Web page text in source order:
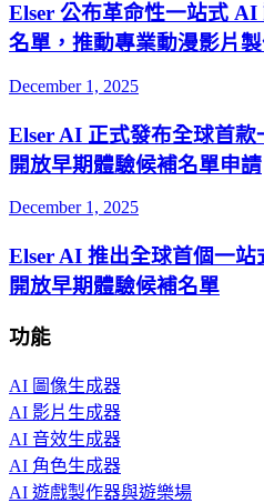
Elser 公布革命性一站式
名單，推動專業動漫影片
December 1, 2025
Elser AI 正式發布全球首
開放早期體驗候補名單申請
December 1, 2025
Elser AI 推出全球首個一
開放早期體驗候補名單
功能
AI 圖像生成器
AI 影片生成器
AI 音效生成器
AI 角色生成器
AI 遊戲製作器與遊樂場